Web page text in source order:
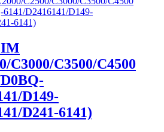
C3000/C3500/C4500
D149-
D241-6141)